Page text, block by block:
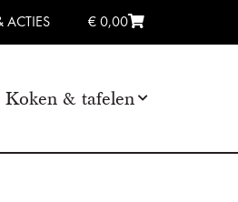
ACTIES € 0,00
Koken & tafelen